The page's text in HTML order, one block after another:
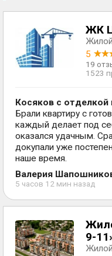
ЖК
5
19
1523
Косяков с отделкой
Брали квартиру с
каждый делает под
оказался удачным.
докупали уже
наше время.
Валерия
5 часов 12 мин назад
9-